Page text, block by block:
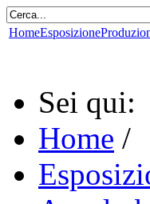
HomeEsposizione
Sei qui:
Home /